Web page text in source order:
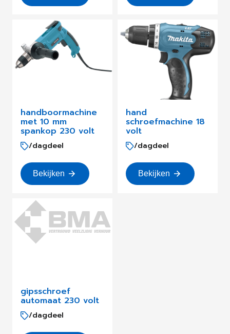
handboormachine
met 10 mm
spankop 230 volt
/dagdeel
Bekijken
hand
schroefmachine 18
volt
/dagdeel
Bekijken
gipsschroef
automaat 230 volt
/dagdeel